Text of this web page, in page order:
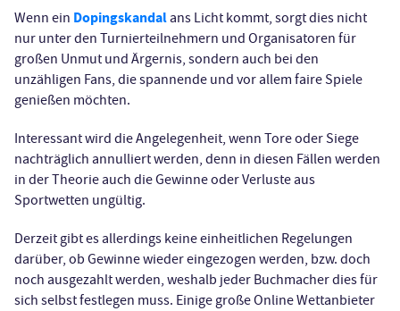
Wenn ein Dopingskandalans Licht kommt, sorgt dies nicht
nur unter den Turnierteilnehmern und Organisatoren für
großen Unmut und Ärgernis, sondern auch bei den
unzähligen Fans, die spannende und vor allem faire Spiele
genießen möchten.
Interessant wird die Angelegenheit, wenn Tore oder Siege
nachträglich annulliert werden, denn in diesen Fällen werden
in der Theorie auch die Gewinne oder Verluste aus
Sportwetten ungültig.
Derzeit gibt es allerdings keine einheitlichen Regelungen
darüber, ob Gewinne wieder eingezogen werden, bzw. doch
noch ausgezahlt werden, weshalb jeder Buchmacher dies für
sich selbst festlegen muss. Einige große Online Wettanbieter